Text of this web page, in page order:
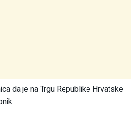
da je na Trgu Republike Hrvatske